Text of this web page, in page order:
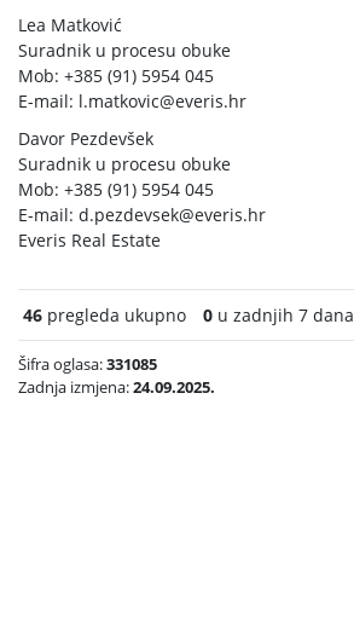
Lea Matković
Suradnik u procesu obuke
Mob: +385 (91) 5954 045
E-mail: l.matkovic@everis.hr
Davor Pezdevšek
Suradnik u procesu obuke
Mob: +385 (91) 5954 045
E-mail: d.pezdevsek@everis.hr
Everis Real Estate
46 pregleda ukupno 0 u zadnjih 7 dana
Šifra oglasa:331085
Zadnja izmjena:24.09.2025.